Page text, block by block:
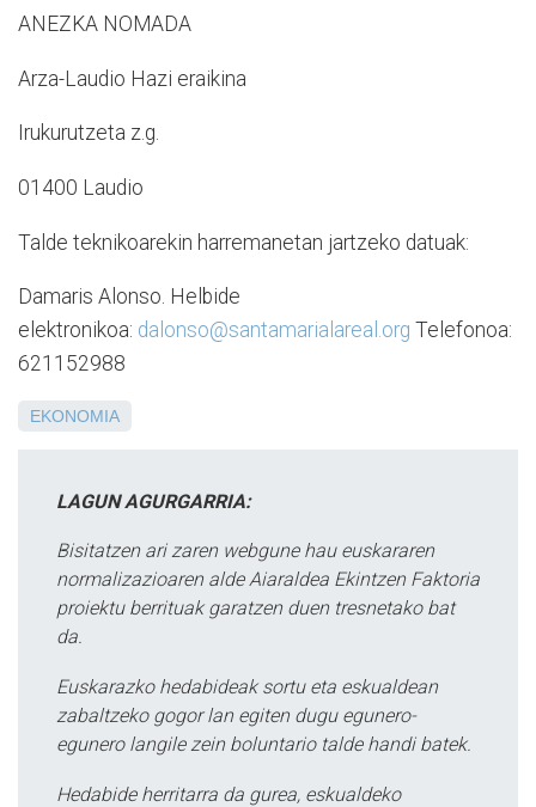
ANEZKA NOMADA
Arza-Laudio Hazi eraikina
Irukurutzeta z.g.
01400 Laudio
Talde teknikoarekin harremanetan jartzeko datuak:
Damaris Alonso. Helbide
elektronikoa: dalonso@santamarialareal.org Telefonoa:
621152988
EKONOMIA
LAGUN AGURGARRIA:
Bisitatzen ari zaren webgune hau euskararen
normalizazioaren alde Aiaraldea Ekintzen Faktoria
proiektu berrituak garatzen duen tresnetako bat
da.
Euskarazko hedabideak sortu eta eskualdean
zabaltzeko gogor lan egiten dugu egunero-
egunero langile zein boluntario talde handi batek.
Hedabide herritarra da gurea, eskualdeko